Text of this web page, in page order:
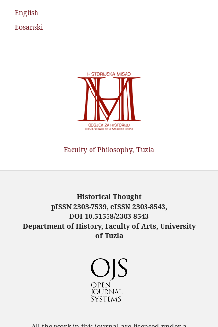
English
Bosanski
Faculty of Philosophy, Tuzla
Historical Thought
pISSN 2303-7539, eISSN 2303-8543,
DOI 10.51558/2303-8543
Department of History, Faculty of Arts, University
of Tuzla